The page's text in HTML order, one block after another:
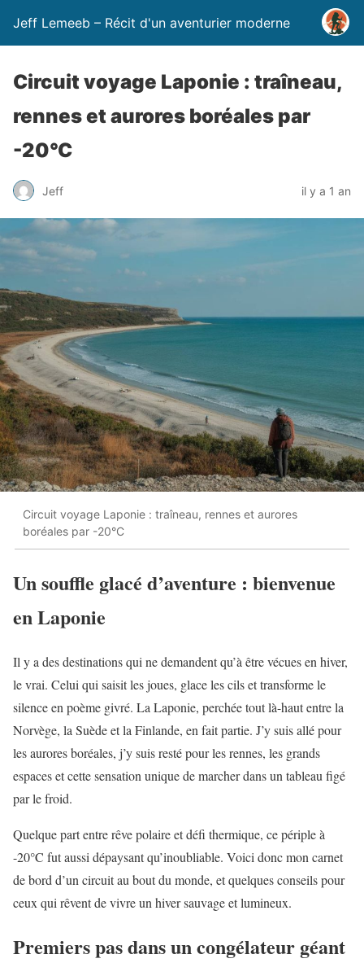
Jeff Lemeeb – Récit d'un aventurier moderne
Circuit voyage Laponie : traîneau,
rennes et aurores boréales par
-20°C
Jeff il y a 1 an
Circuit voyage Laponie : traîneau, rennes et aurores
boréales par -20°C
Un souffle glacé d’aventure : bienvenue
en Laponie
Il y a des destinations qui ne demandent qu’à être vécues en hiver,
le vrai. Celui qui saisit les joues, glace les cils et transforme le
silence en poème givré. La Laponie, perchée tout là-haut entre la
Norvège, la Suède et la Finlande, en fait partie. J’y suis allé pour
les aurores boréales, j’y suis resté pour les rennes, les grands
espaces et cette sensation unique de marcher dans un tableau figé
par le froid.
Quelque part entre rêve polaire et défi thermique, ce périple à
-20°C fut aussi dépaysant qu’inoubliable. Voici donc mon carnet
de bord d’un circuit au bout du monde, et quelques conseils pour
ceux qui rêvent de vivre un hiver sauvage et lumineux.
Premiers pas dans un congélateur géant